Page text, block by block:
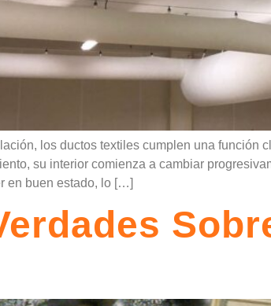
los ductos textiles cumplen una
su interior comienza a cambiar
en buen estado, lo […]